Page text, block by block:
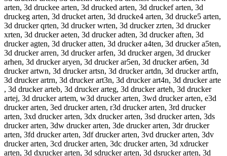
arten, 3d druckee arten, 3d drucked arten, 3d druckef arten, 3d
druckeg arten, 3d drucket arten, 3d drucke4 arten, 3d drucke5 arten,
3d drucker qrten, 3d drucker wrten, 3d drucker zrten, 3d drucker
xrten, 3d drucker aeten, 3d drucker adten, 3d drucker aften, 3d
drucker agten, 3d drucker atten, 3d drucker a4ten, 3d drucker a5ten,
3d drucker arren, 3d drucker arfen, 3d drucker argen, 3d drucker
arhen, 3d drucker aryen, 3d drucker ar5en, 3d drucker ar6en, 3d
drucker artwn, 3d drucker artsn, 3d drucker artdn, 3d drucker artfn,
3d drucker artrn, 3d drucker art3n, 3d drucker art4n, 3d drucker arte
, 3d drucker arteb, 3d drucker arteg, 3d drucker arteh, 3d drucker
artej, 3d drucker artem, w3d drucker arten, 3wd drucker arten, e3d
drucker arten, 3ed drucker arten, r3d drucker arten, 3rd drucker
arten, 3xd drucker arten, 3dx drucker arten, 3sd drucker arten, 3ds
drucker arten, 3dw drucker arten, 3de drucker arten, 3dr drucker
arten, 3fd drucker arten, 3df drucker arten, 3vd drucker arten, 3dv
drucker arten, 3cd drucker arten, 3dc drucker arten, 3d xdrucker
arten, 3d dxrucker arten, 3d sdrucker arten, 3d dsrucker arten, 3d